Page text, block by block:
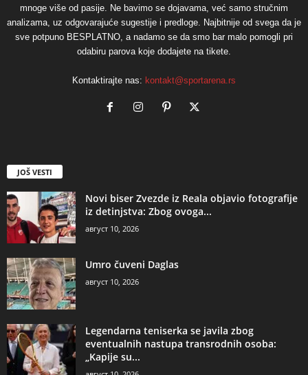
mnoge više od pasije. Ne bavimo se dojavama, već samo stručnim
analizama, uz odgovarajuće sugestije i predloge. Najbitnije od svega da je
sve potpuno BESPLATNO, a nadamo se da smo bar malo pomogli pri
odabiru parova koje dodajete na tikete.
Kontaktirajte nas: kontakt@sportarena.rs
JOŠ VESTI
Novi biser Zvezde iz Reala objavio fotografije
iz detinjstva: Zbog ovoga...
август 10, 2026
Umro čuveni Daglas
август 10, 2026
Legendarna teniserka se javila zbog
eventualnih nastupa transrodnih osoba:
„Kapije su...